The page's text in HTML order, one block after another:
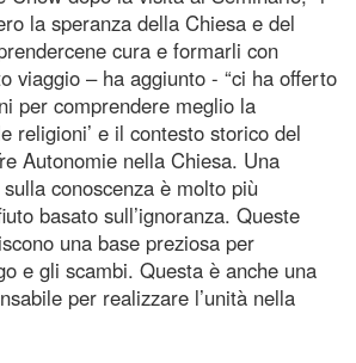
la speranza della Chiesa e del
cura e formarli con
viaggio – ha aggiunto - “ci ha offerto
per comprendere meglio la
religioni’ e il contesto storico del
Autonomie nella Chiesa. Una
conoscenza è molto più
basato sull’ignoranza. Queste
una base preziosa per
e gli scambi. Questa è anche una
per realizzare l’unità nella